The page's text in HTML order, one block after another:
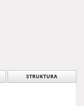
STRUKTURA